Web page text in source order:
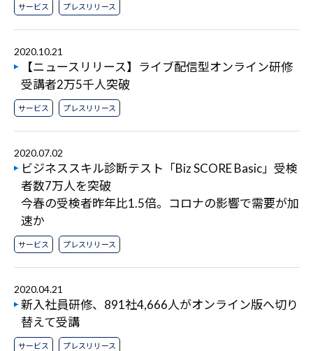
サービス プレスリリース
2020.10.21
【ニュースリリース】ライブ配信型オンライン研修
受講者2万5千人突破
サービス プレスリリース
2020.07.02
ビジネススキル診断テスト「Biz SCORE Basic」受検
者数7万人を突破
今春の受検者昨年比1.5倍。コロナの影響で需要が加
速か
サービス プレスリリース
2020.04.21
新入社員研修、891社4,666人がオンライン版へ切り
替えて受講
サービス プレスリリース